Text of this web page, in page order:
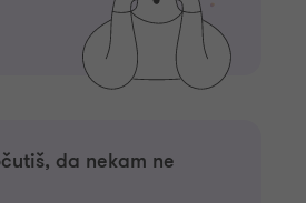
da nekam ne